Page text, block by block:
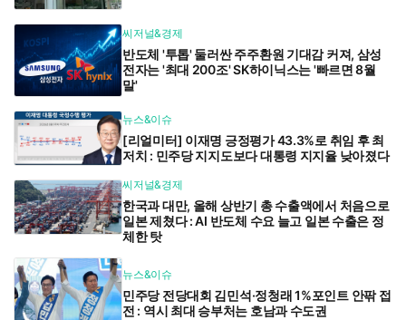
씨저널&경제
반도체 '투톱' 둘러싼 주주환원 기대감 커져, 삼성
전자는 '최대 200조' SK하이닉스는 '빠르면 8월
말'
뉴스&이슈
[리얼미터] 이재명 긍정평가 43.3%로 취임 후 최
저치 : 민주당 지지도보다 대통령 지지율 낮아졌다
씨저널&경제
한국과 대만, 올해 상반기 총 수출액에서 처음으로
일본 제쳤다 : AI 반도체 수요 늘고 일본 수출은 정
체한 탓
뉴스&이슈
민주당 전당대회 김민석·정청래 1%포인트 안팎 접
전 : 역시 최대 승부처는 호남과 수도권